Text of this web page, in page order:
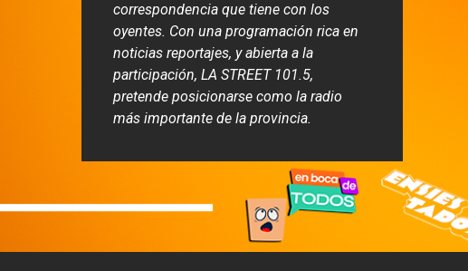
correspondencia que tiene con los
oyentes. Con una programación rica en
noticias reportajes, y abierta a la
participación, LA STREET 101.5,
pretende posicionarse como la radio
más importante de la provincia.